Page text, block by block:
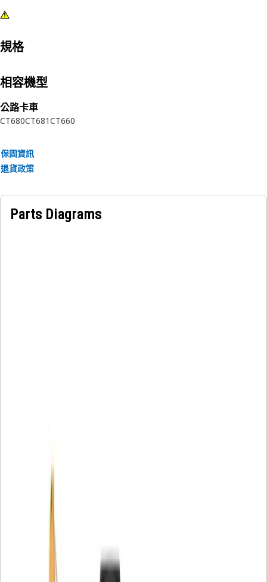
規格
相容機型
公路卡車
CT680CT681CT660
保固資訊
退貨政策
Parts Diagrams